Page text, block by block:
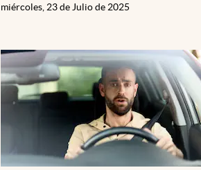
miércoles, 23 de Julio de 2025